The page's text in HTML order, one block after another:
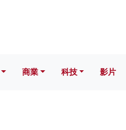
商業 科技 影片